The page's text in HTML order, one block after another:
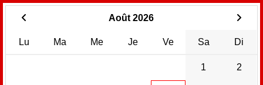
Août 2026
Lu Ma Me Je Ve Sa Di
1 2